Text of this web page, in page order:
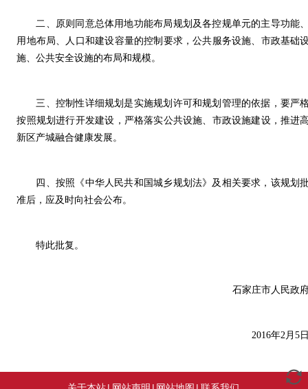
二、原则同意总体用地功能布局规划及各控规单元的主导功能
用地布局、人口和建设容量的控制要求，公共服务设施、市政基础
施、公共安全设施的布局和规模。
三、控制性详细规划是实施规划许可和规划管理的依据，要严
按照规划进行开发建设，严格落实公共设施、市政设施建设，推进
新区产城融合健康发展。
四、按照《中华人民共和国城乡规划法》及相关要求，该规划
准后，应及时向社会公布。
特此批复。
石家庄市人民政
2016年2月5